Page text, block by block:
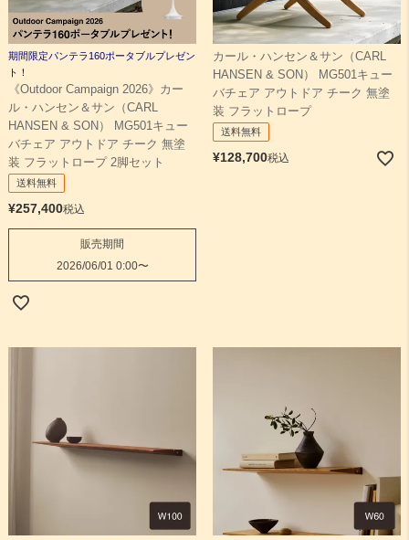
期間限定パンテラ160ポータブルプレゼン
ト！
《Outdoor Campaign 2026》カー
ル・ハンセン＆サン（CARL
HANSEN & SON） MG501キュー
バチェア アウトドア チーク 無塗
装 フラットロープ 2脚セット
送料無料
¥257,400税込
販売期間
2026/06/01 0:00〜
カール・ハンセン＆サン（CARL
HANSEN & SON） MG501キュー
バチェア アウトドア チーク 無塗
装 フラットロープ
送料無料
¥128,700税込